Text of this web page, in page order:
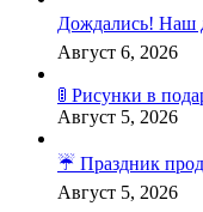
Дождались! Наш
Август 6, 2026
🚦 Рисунки в
Август 5, 2026
☔️ Праздник
Август 5, 2026